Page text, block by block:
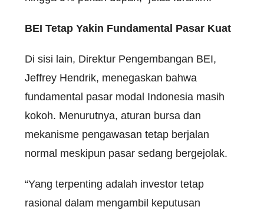
BEI Tetap Yakin Fundamental Pasar Kuat
Di sisi lain, Direktur Pengembangan BEI,
Jeffrey Hendrik, menegaskan bahwa
fundamental pasar modal Indonesia masih
kokoh. Menurutnya, aturan bursa dan
mekanisme pengawasan tetap berjalan
normal meskipun pasar sedang bergejolak.
“Yang terpenting adalah investor tetap
rasional dalam mengambil keputusan